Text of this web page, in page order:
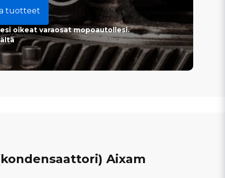
tuotteet
oikeat varaosat mopoautollesi.
Aixam